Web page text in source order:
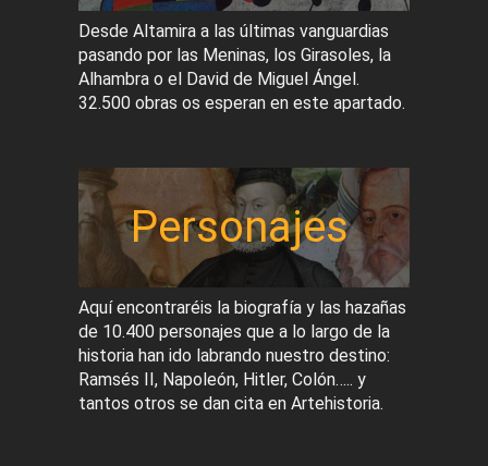
Desde Altamira a las últimas vanguardias
pasando por las Meninas, los Girasoles, la
Alhambra o el David de Miguel Ángel.
32.500 obras os esperan en este apartado.
Personajes
Aquí encontraréis la biografía y las hazañas
de 10.400 personajes que a lo largo de la
historia han ido labrando nuestro destino:
Ramsés II, Napoleón, Hitler, Colón….. y
tantos otros se dan cita en Artehistoria.